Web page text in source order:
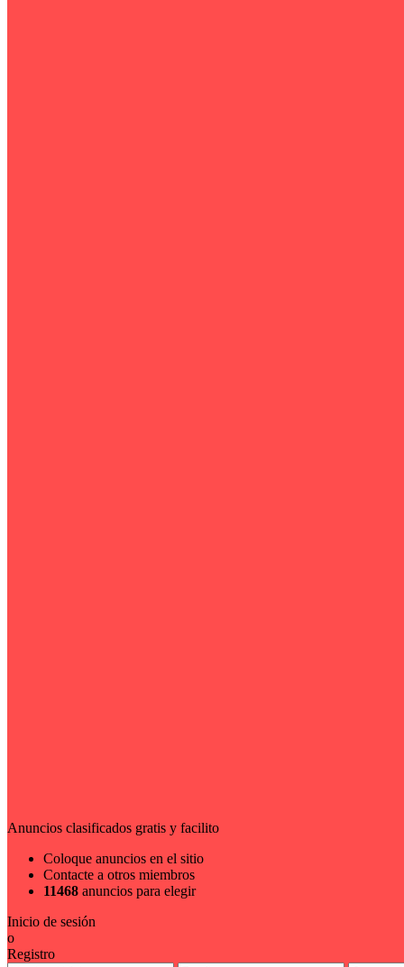
Anuncios clasificados gratis y facilito
Coloque anuncios en el sitio
Contacte a otros miembros
11468 anuncios para elegir
Inicio de sesión
o
Registro